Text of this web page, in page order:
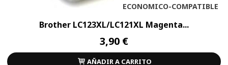
ECONOMICO-COMPATIBLE
Brother LC123XL/LC121XL Magenta...
3,90 €
AÑADIR A CARRITO